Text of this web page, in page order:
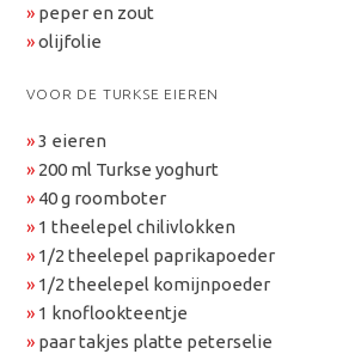
» peper en zout
»olijfolie
VOOR DE TURKSE EIEREN
»3 eieren
» 200 ml Turkse yoghurt
» 40 g roomboter
» 1 theelepel chilivlokken
» 1/2 theelepel paprikapoeder
» 1/2 theelepel komijnpoeder
» 1 knoflookteentje
» paar takjes platte peterselie